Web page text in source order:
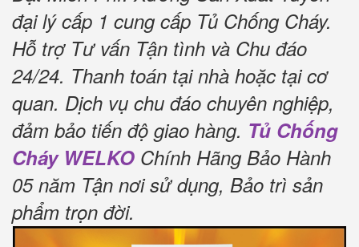
đại lý cấp 1 cung cấp Tủ Chống Cháy.
Hỗ trợ Tư vấn Tận tình và Chu đáo
24/24. Thanh toán tại nhà hoặc tại cơ
quan. Dịch vụ chu đáo chuyên nghiệp,
đảm bảo tiến độ giao hàng. Tủ Chống
Cháy WELKO Chính Hãng Bảo Hành
05 năm Tận nơi sử dụng, Bảo trì sản
phẩm trọn đời.